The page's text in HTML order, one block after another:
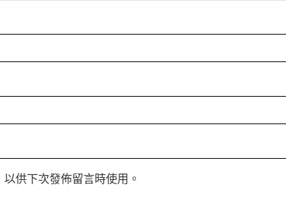
供下次發佈留言時使用。